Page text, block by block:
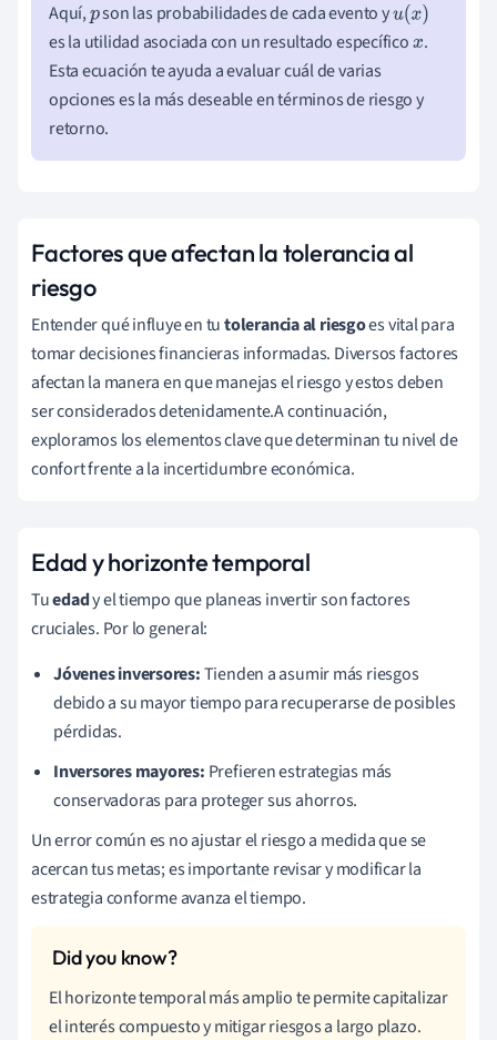
Aquí,pson las probabilidades de cada evento yu(x)
es la utilidad asociada con un resultado específicox .
Esta ecuación te ayuda a evaluar cuál de varias
opciones es la más deseable en términos de riesgo y
retorno.
Factores que afectan la tolerancia al
riesgo
Entender qué influye en tutolerancia al riesgoes vital para
tomar decisiones financieras informadas. Diversos factores
afectan la manera en que manejas el riesgo y estos deben
ser considerados detenidamente.A continuación,
exploramos los elementos clave que determinan tu nivel de
confort frente a la incertidumbre económica.
Edad y horizonte temporal
Tuedady el tiempo que planeas invertir son factores
cruciales. Por lo general:
Jóvenes inversores:Tienden a asumir más riesgos
debido a su mayor tiempo para recuperarse de posibles
pérdidas.
Inversores mayores: Prefieren estrategias más
conservadoras para proteger sus ahorros.
Un error común es no ajustar el riesgo a medida que se
acercan tus metas; es importante revisar y modificar la
estrategia conforme avanza el tiempo.
El horizonte temporal más amplio te permite capitalizar
el interés compuesto y mitigar riesgos a largo plazo.